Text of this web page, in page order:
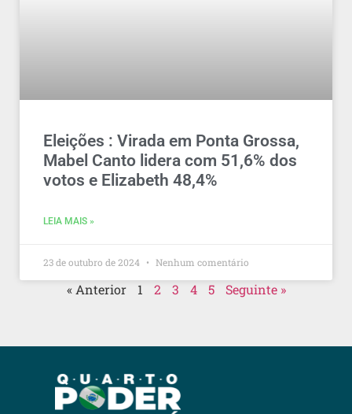
Eleições : Virada em Ponta Grossa,
Mabel Canto lidera com 51,6% dos
votos e Elizabeth 48,4%
LEIA MAIS »
23 de outubro de 2024 Nenhum comentário
« Anterior 1 2 3 4 5 Seguinte »